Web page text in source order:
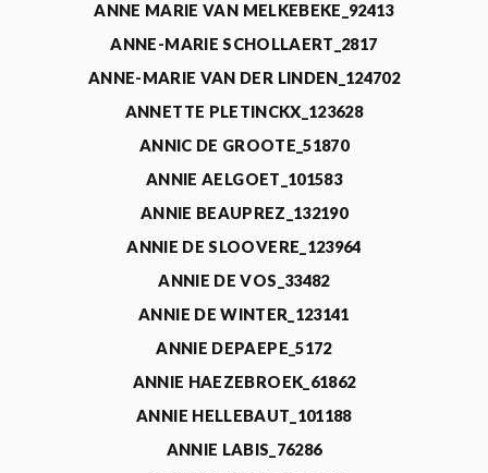
ANNE MARIE VAN MELKEBEKE_92413
ANNE-MARIE SCHOLLAERT_2817
ANNE-MARIE VAN DER LINDEN_124702
ANNETTE PLETINCKX_123628
ANNIC DE GROOTE_51870
ANNIE AELGOET_101583
ANNIE BEAUPREZ_132190
ANNIE DE SLOOVERE_123964
ANNIE DE VOS_33482
ANNIE DE WINTER_123141
ANNIE DEPAEPE_5172
ANNIE HAEZEBROEK_61862
ANNIE HELLEBAUT_101188
ANNIE LABIS_76286